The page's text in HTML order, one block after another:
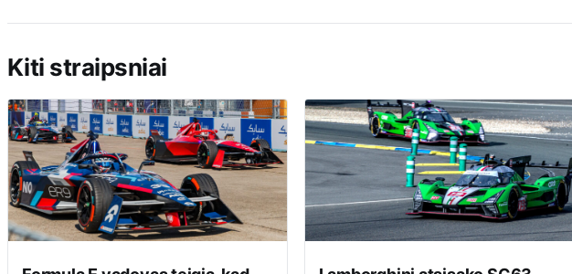
Kiti straipsniai